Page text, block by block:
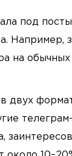
под
Например,
на обычных
двух